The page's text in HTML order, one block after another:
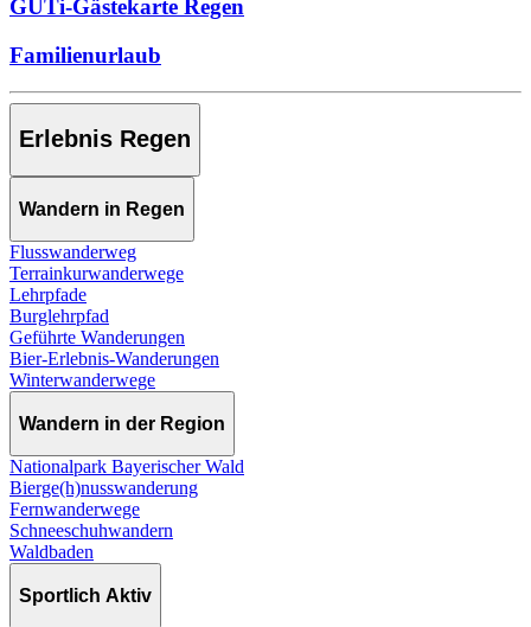
GUTi-Gästekarte Regen
Familienurlaub
Erlebnis Regen
Wandern in Regen
Flusswanderweg
Terrainkurwanderwege
Lehrpfade
Burglehrpfad
Geführte Wanderungen
Bier-Erlebnis-Wanderungen
Winterwanderwege
Wandern in der Region
Nationalpark Bayerischer Wald
Bierge(h)nusswanderung
Fernwanderwege
Schneeschuhwandern
Waldbaden
Sportlich Aktiv